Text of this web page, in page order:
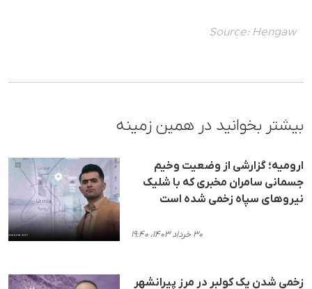
Source: Hengaw
بیشتر بخوانید در همین زمینه
ارومیه؛ گزارشی از وضعیت وخیم
جسمانی سامران مخبری که با شلیک
نیروهای سپاه زخمی شده‌ است
۳۰ خرداد ۱۴۰۳، ۱۹:۴۰
زخمی شدن یک کولبر در مرز پیرانشهر